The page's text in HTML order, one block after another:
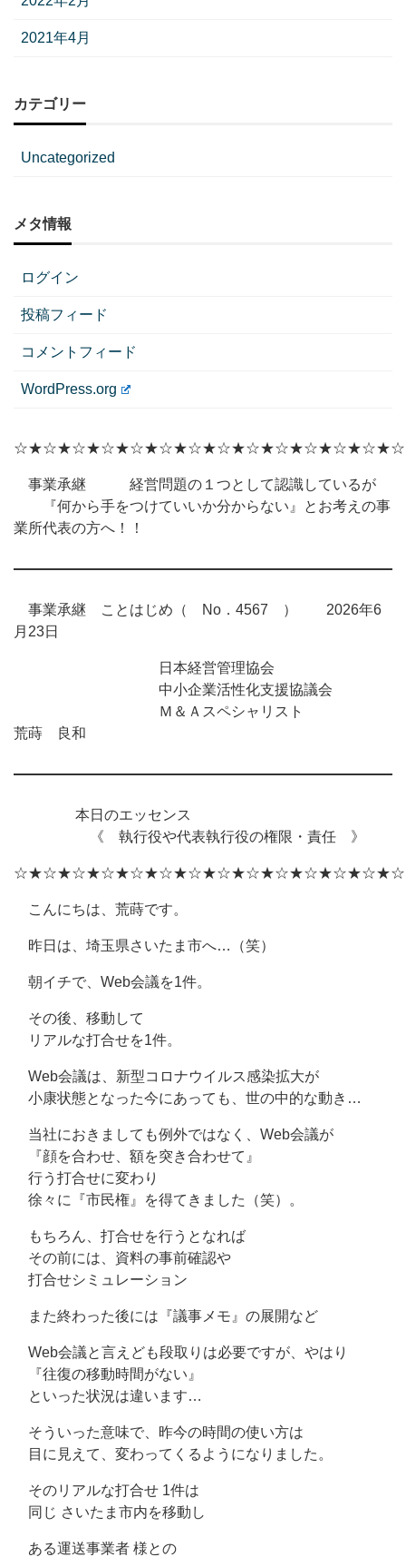
2021年4月
カテゴリー
Uncategorized
メタ情報
ログイン
投稿フィード
コメントフィード
WordPress.org
事業承継 経営問題の１つとして認識しているが
『何から手をつけていいか分からない』とお考えの事
業所代表の方へ！！
事業承継 ことはじめ（ No．4567 ） 2026年6
月23日
日本経営管理協会
中小企業活性化支援協議会
Ｍ＆Ａスペシャリスト
荒蒔 良和
本日のエッセンス
《 執行役や代表執行役の権限・責任 》
こんにちは、荒蒔です。
昨日は、埼玉県さいたま市へ…（笑）
朝イチで、Web会議を1件。
その後、移動して
リアルな打合せを1件。
Web会議は、新型コロナウイルス感染拡大が
小康状態となった今にあっても、世の中的な動き…
当社におきましても例外ではなく、Web会議が
『顔を合わせ、額を突き合わせて』
行う打合せに変わり
徐々に『市民権』を得てきました（笑）。
もちろん、打合せを行うとなれば
その前には、資料の事前確認や
打合せシミュレーション
また終わった後には『議事メモ』の展開など
Web会議と言えども段取りは必要ですが、やはり
『往復の移動時間がない』
といった状況は違います…
そういった意味で、昨今の時間の使い方は
目に見えて、変わってくるようになりました。
そのリアルな打合せ 1件は
同じ さいたま市内を移動し
ある運送事業者 様との